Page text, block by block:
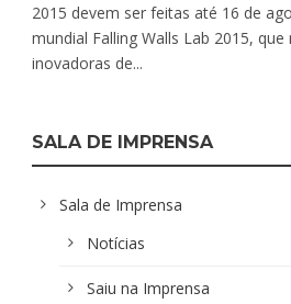
2015 devem ser feitas até 16 de
mundial Falling Walls Lab 2015, que
inovadoras de...
SALA DE IMPRENSA
Sala de Imprensa
Notícias
Saiu na Imprensa